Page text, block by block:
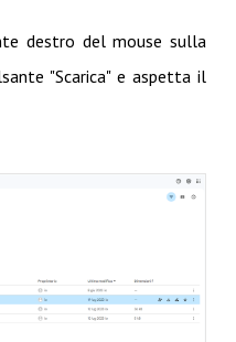
destro del mouse sulla
"Scarica" e aspetta il